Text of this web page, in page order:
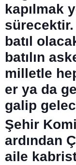
kapılmak
batıl
batılın
milletle
er ya da
galip
Şehir
ardından
aile